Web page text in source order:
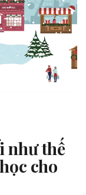
như thế
cho